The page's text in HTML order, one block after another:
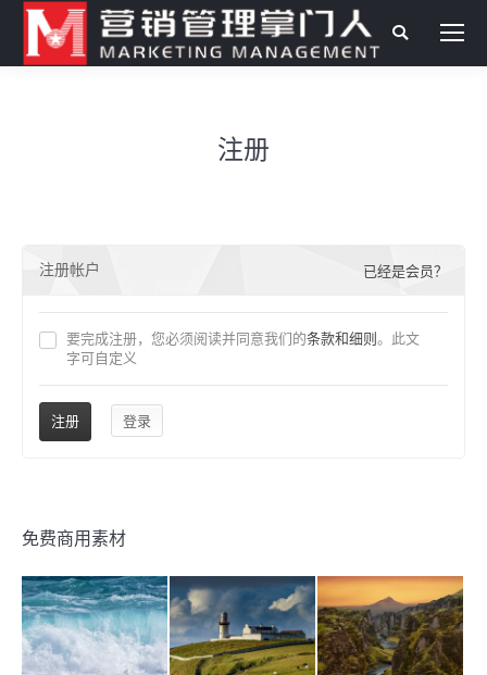
搜
索：
注册
注册帐户 已经是会员？
要完成注册，您必须阅读并同意我们的条款和细则 。此文
字可自定义
免费商用素材